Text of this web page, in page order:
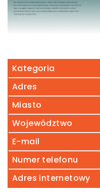
Kategoria
Adres
Miasto
Województwo
E-mail
Numer telefonu
Adres internetowy